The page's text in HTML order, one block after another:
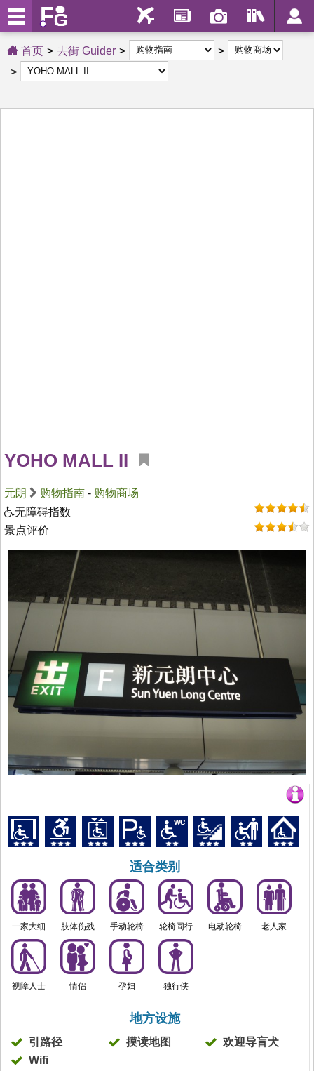
首页 去街 Guider
YOHO MALL II
元朗 购物指南 - 购物商场
无障碍指数
景点评价
适合类别
一家大细 肢体伤残 手动轮椅 轮椅同行 电动轮椅 老人家
视障人士 情侣 孕妇 独行侠
地方设施
引路径 摸读地图
欢迎导盲犬
Wifi